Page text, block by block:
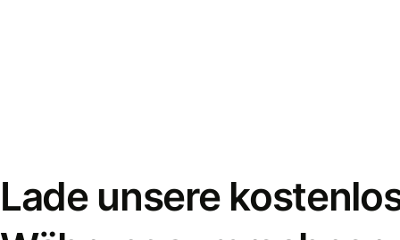
Lade unsere